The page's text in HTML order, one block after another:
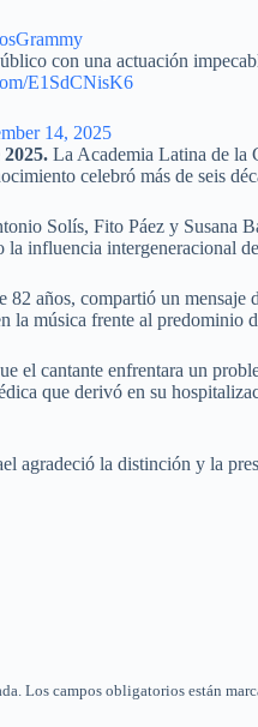
con una actuación
E1SdCNisK6
14, 2025
La Academia Latina de la
celebró más de seis
Solís, Fito Páez y Susana
la influencia intergeneracional
años, compartió un
la música frente al predominio
el cantante enfrentara un
que derivó en su
agradeció la distinción y la
Los campos obligatorios están